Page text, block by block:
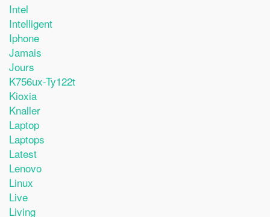
Intel
Intelligent
Iphone
Jamais
Jours
K756ux-Ty122t
Kioxia
Knaller
Laptop
Laptops
Latest
Lenovo
Linux
Live
Living